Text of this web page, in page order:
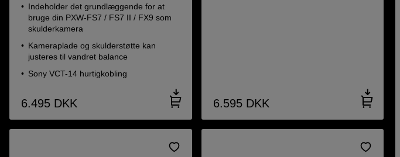
Indeholder det grundlæggende for at
bruge din PXW-FS7 / FS7 II / FX9 som
skulderkamera
Kameraplade og skulderstøtte kan
justeres til vandret balance
Sony VCT-14 hurtigkobling
6.495 DKK 6.595 DKK